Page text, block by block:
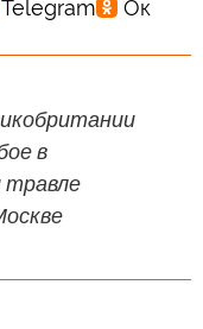
в
травле